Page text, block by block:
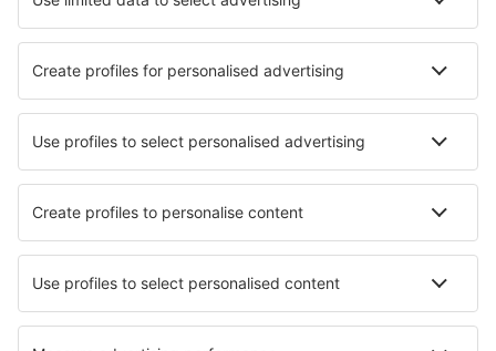
Hoteluri în Masvingo Hoteluri în Victoria Falls
Hoteluri în Chipinge Hoteluri în Bumi Hills
Hoteluri în Hwange Hoteluri în Gweru
Cele mai bune hoteluri - orașe
Hoteluri în Kinnelon Hoteluri în Yllas Hoteluri în Bosia
Hoteluri în Salado Hoteluri în Épagny Hoteluri în Morud